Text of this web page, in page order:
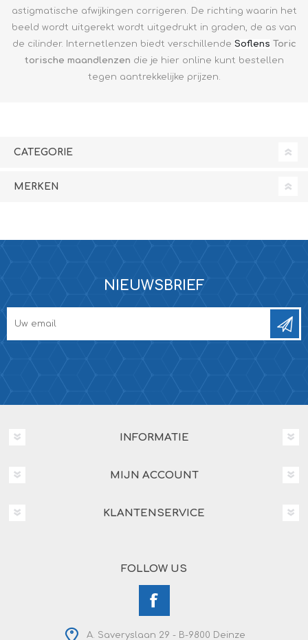
astigmatische afwijkingen corrigeren. De richting waarin het
beeld wordt uitgerekt wordt uitgedrukt in graden, de as van
de cilinder. Internetlenzen biedt verschillende Soflens Toric
torische maandlenzen die je hier online kunt bestellen
tegen aantrekkelijke prijzen.
CATEGORIE
MERKEN
NIEUWSBRIEF
INFORMATIE
MIJN ACCOUNT
KLANTENSERVICE
FOLLOW US
A. Saveryslaan 29 - B-9800 Deinze